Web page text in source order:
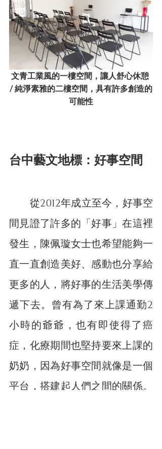
文青工業風的一樓空間，讓人舒心休憩
/ 純淨素雅的二樓空間，具有許多創造的
可能性
台中藝文地標：好事空間
從2012年成立至今，好事空
間見證了許多的「好事」在這裡
發生，陳佩璇女士也希望能夠一
直一直創造美好、感動也分享給
更多的人，將好事的生活美學傳
遞下去。曾有為了來上課通勤2
小時的爺爺，也有即使得了癌
症，化療期間也堅持要來上課的
奶奶，因為好事空間就像是一個
平台，搭建起人們之間的關係。